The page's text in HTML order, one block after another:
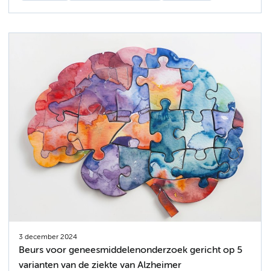
3 december 2024
Beurs voor geneesmiddelenonderzoek gericht op 5
varianten van de ziekte van Alzheimer